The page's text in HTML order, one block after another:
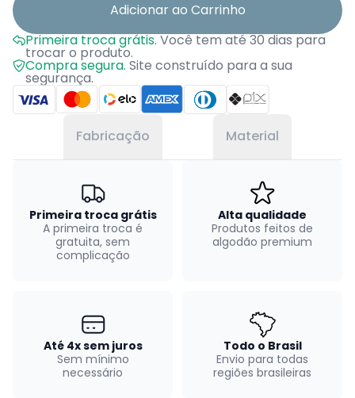
Adicionar ao Carrinho
Primeira troca grátis.Você tem até 30 dias para
trocar o produto.
Compra segura. Site construído para a sua
segurança.
Fabricação Material
Primeira troca grátis
A primeira troca é
gratuita, sem
complicação
Alta qualidade
Produtos feitos de
algodão premium
Até 4x sem juros
Sem mínimo
necessário
Todo o Brasil
Envio para todas
regiões brasileiras